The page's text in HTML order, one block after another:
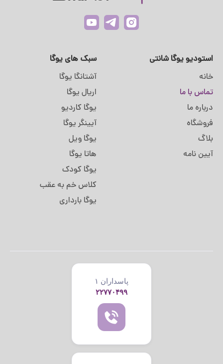
استودیو یوگا شانتی
خانه
تماس با ما
درباره ما
فروشگاه
بلاگ
آیین نامه
سبک های یوگا
آشتانگا یوگا
اریال یوگا
یوگا کاردیو
آیینگر یوگا
یوگا ویل
هاتا یوگا
یوگا کودک
کلاس خم به عقب
یوگا بارداری
پاسداران ۱
۲۲۷۷۰۴۹۹